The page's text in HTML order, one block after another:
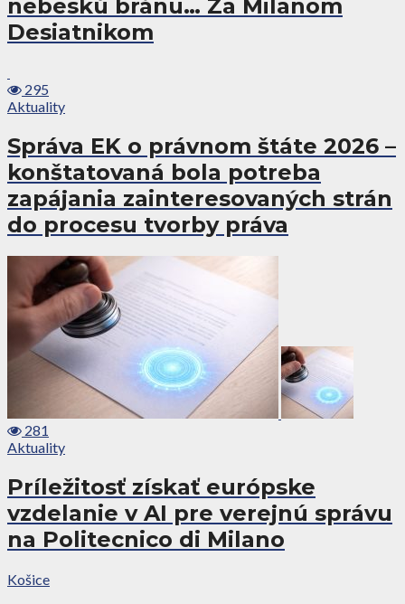
nebeskú bránu… Za Milanom
Desiatnikom
295
Aktuality
Správa EK o právnom štáte 2026 –
konštatovaná bola potreba
zapájania zainteresovaných strán
do procesu tvorby práva
281
Aktuality
Príležitosť získať európske
vzdelanie v AI pre verejnú správu
na Politecnico di Milano
Košice